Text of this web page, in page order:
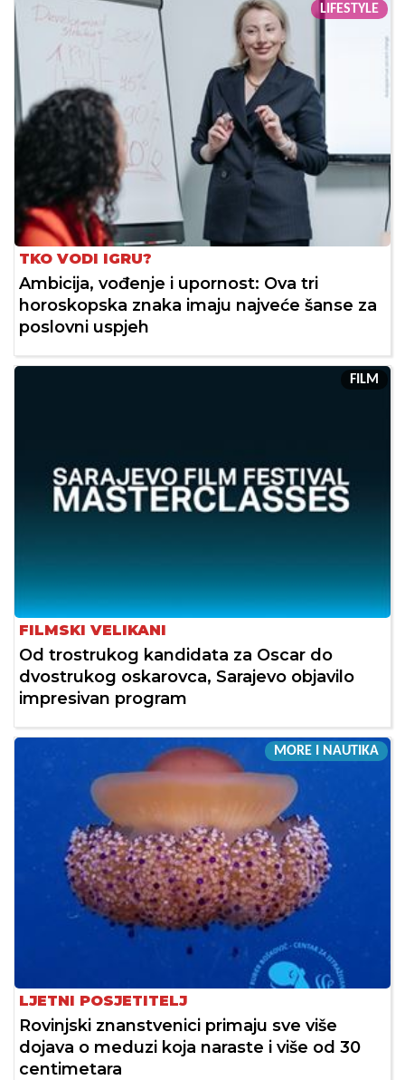
LIFESTYLE
TKO VODI IGRU?
Ambicija, vođenje i upornost: Ova tri
horoskopska znaka imaju najveće šanse za
poslovni uspjeh
FILM
FILMSKI VELIKANI
Od trostrukog kandidata za Oscar do
dvostrukog oskarovca, Sarajevo objavilo
impresivan program
MORE I NAUTIKA
LJETNI POSJETITELJ
Rovinjski znanstvenici primaju sve više
dojava o meduzi koja naraste i više od 30
centimetara